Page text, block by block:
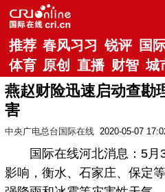
推荐 春风习习 锐评 国
体育 原创 直播 财智 城
燕赵财险迅速启动查勘
害
中央广电总台国际在线 2020-05-07
国际在线河北消息：5月
影响，衡水、石家庄、保定